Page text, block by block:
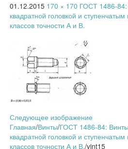
01.12.2015 170 × 170 ГОСТ 1486-84:
квадратной головкой и
классов точности А и В.
Следующее изображение
Главная/Винты/ГОСТ 1486-84:
квадратной головкой и
классов точности А и В./vint15